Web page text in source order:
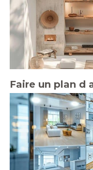
Faire un plan d